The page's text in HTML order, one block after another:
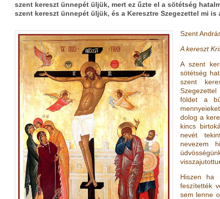
szent kereszt ünnepét üljük, mert ez űzte el a sötétség
szent kereszt ünnepét üljük, és a Keresztre Szegezettel mi
Szent
A kereszt
A szent
sötétség
szent
földet a
dolog a
kincs
nevét
nevezem
Hiszen ha
feszítették
sem lenne